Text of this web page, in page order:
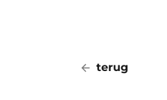
terug